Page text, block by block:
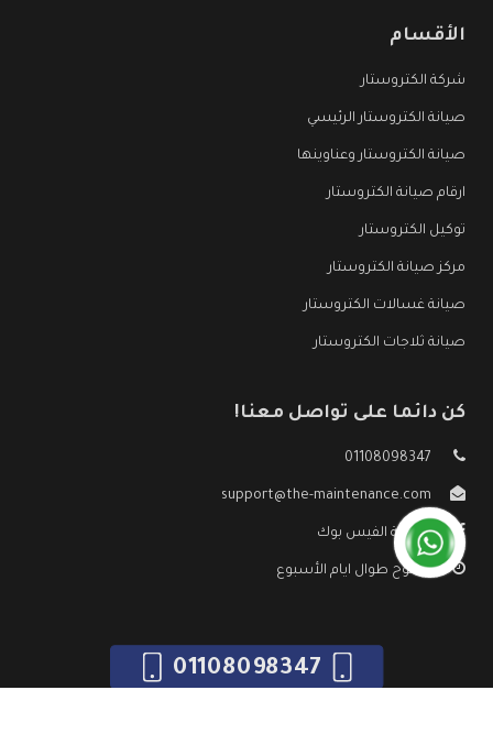
الأقسام
شركة الكتروستار
صيانة الكتروستار الرئيسي
صيانة الكتروستار وعناوينها
ارقام صيانة الكتروستار
توكيل الكتروستار
مركز صيانة الكتروستار
صيانة غسالات الكتروستار
صيانة ثلاجات الكتروستار
كن دائما على تواصل معنا!
01108098347
support@the-maintenance.com
صفحة الفيس بوك
مفتوح طوال ايام الأسبوع
01108098347